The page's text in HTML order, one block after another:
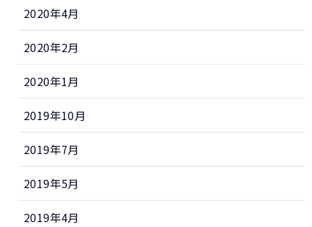
2020年4月
2020年2月
2020年1月
2019年10月
2019年7月
2019年5月
2019年4月